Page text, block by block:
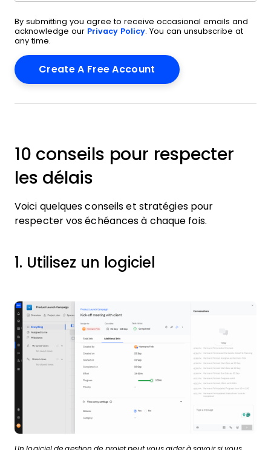
By submitting you agree to receive occasional emails and
acknowledge our Privacy Policy. You can unsubscribe at
any time.
10 conseils pour respecter
les délais
Voici quelques conseils et stratégies pour
respecter vos échéances à chaque fois.
1. Utilisez un logiciel